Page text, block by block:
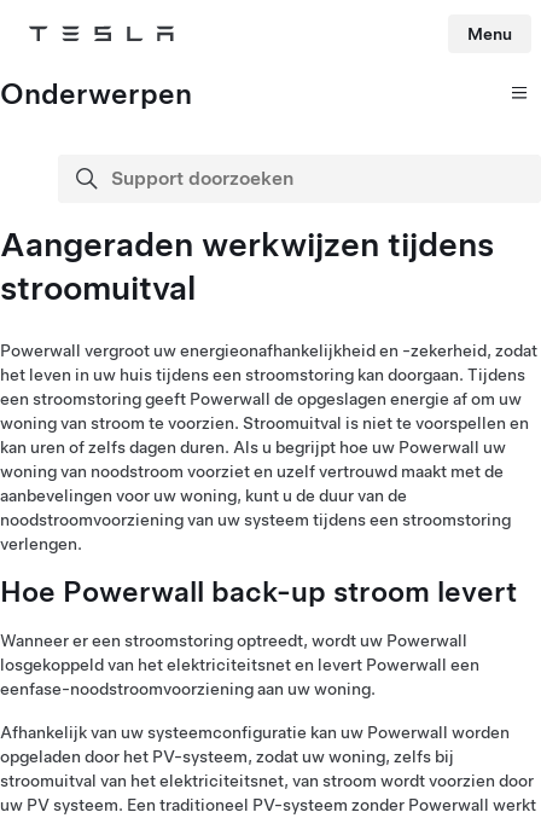
Tesla Menu
Onderwerpen
Support doorzoeken
zoeken
Aangeraden werkwijzen tijdens
stroomuitval
Powerwall vergroot uw energieonafhankelijkheid en -zekerheid, zodat
het leven in uw huis tijdens een stroomstoring kan doorgaan. Tijdens
een stroomstoring geeft Powerwall de opgeslagen energie af om uw
woning van stroom te voorzien. Stroomuitval is niet te voorspellen en
kan uren of zelfs dagen duren. Als u begrijpt hoe uw Powerwall uw
woning van noodstroom voorziet en uzelf vertrouwd maakt met de
aanbevelingen voor uw woning, kunt u de duur van de
noodstroomvoorziening van uw systeem tijdens een stroomstoring
verlengen.
Hoe Powerwall back-up stroom levert
Wanneer er een stroomstoring optreedt, wordt uw Powerwall
losgekoppeld van het elektriciteitsnet en levert Powerwall een
eenfase-noodstroomvoorziening aan uw woning.
Afhankelijk van uw systeemconfiguratie kan uw Powerwall worden
opgeladen door het PV-systeem, zodat uw woning, zelfs bij
stroomuitval van het elektriciteitsnet, van stroom wordt voorzien door
uw PV systeem. Een traditioneel PV-systeem zonder Powerwall werkt